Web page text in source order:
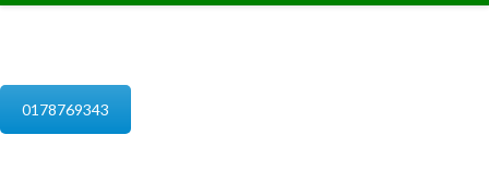
0178769343